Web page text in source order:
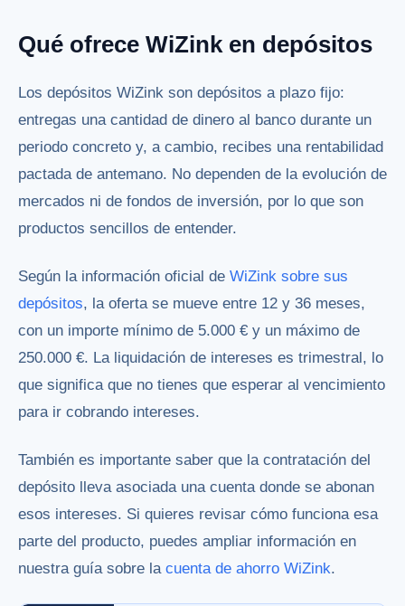
Qué ofrece WiZink en depósitos
Los depósitos WiZink son depósitos a plazo fijo:
entregas una cantidad de dinero al banco durante un
periodo concreto y, a cambio, recibes una rentabilidad
pactada de antemano. No dependen de la evolución de
mercados ni de fondos de inversión, por lo que son
productos sencillos de entender.
Según la información oficial de WiZink sobre sus
depósitos, la oferta se mueve entre 12 y 36 meses,
con un importe mínimo de 5.000 € y un máximo de
250.000 €. La liquidación de intereses es trimestral, lo
que significa que no tienes que esperar al vencimiento
para ir cobrando intereses.
También es importante saber que la contratación del
depósito lleva asociada una cuenta donde se abonan
esos intereses. Si quieres revisar cómo funciona esa
parte del producto, puedes ampliar información en
nuestra guía sobre la cuenta de ahorro WiZink.